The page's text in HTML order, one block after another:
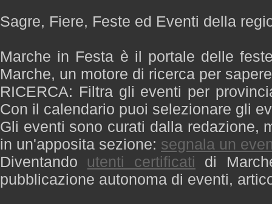
Sagre, Fiere, Feste ed Eventi della
Marche in Festa è il portale delle
Marche, un motore di ricerca per
RICERCA: Filtra gli eventi per
Con il calendario puoi selezionare gli
Gli eventi sono curati dalla redazione,
in un'apposita sezione: segnala un
Diventando utenti certificati di
pubblicazione autonoma di eventi,